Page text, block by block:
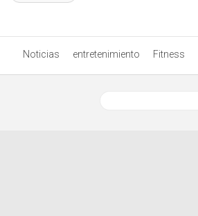
Noticias entretenimiento Fitness